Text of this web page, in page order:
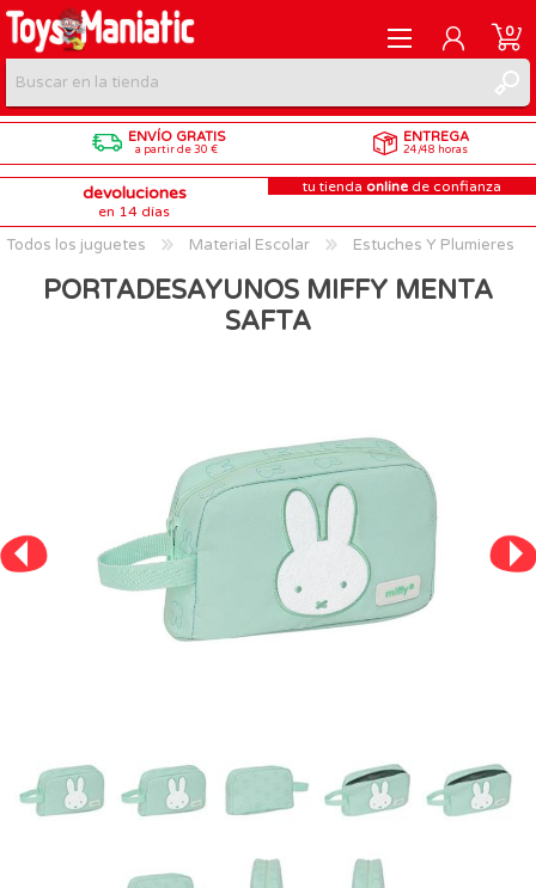
REGISTRARME
INICIAR SESIÓN
0
ENVÍO GRATIS
a partir de 30 €
ENTREGA
24/48 horas
devoluciones
en 14 días
tu tienda online de confianza
Todos los juguetes Material Escolar Estuches Y Plumieres
PORTADESAYUNOS MIFFY MENTA
SAFTA